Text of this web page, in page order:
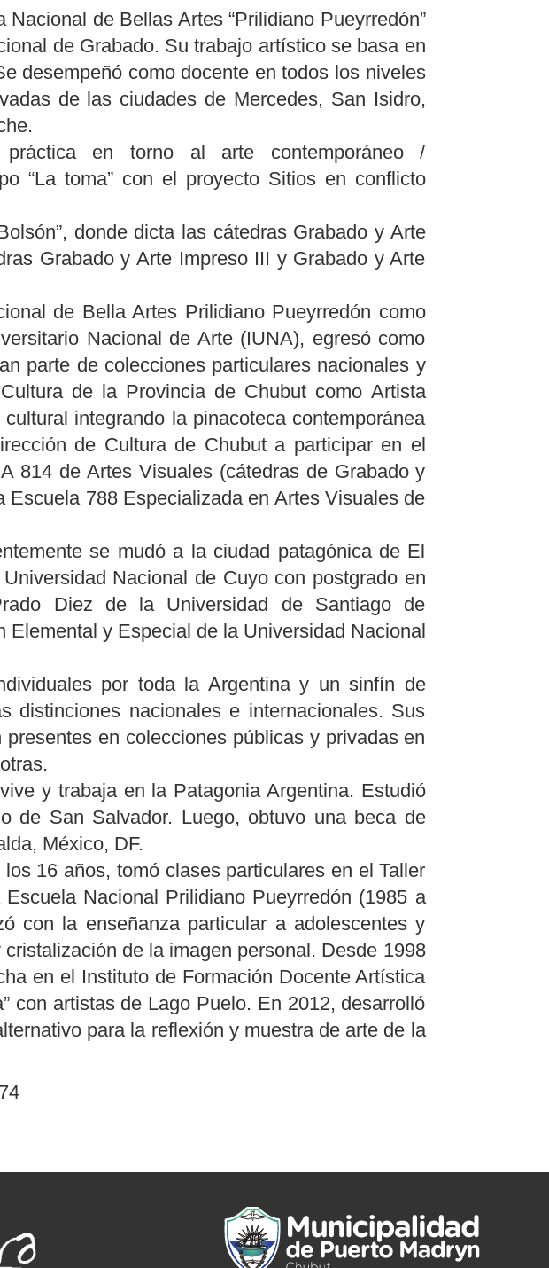
de Bellas Artes “Prilidiano Pueyrredón”
de Grabado. Su trabajo artístico se basa en
desempeñó como docente en todos los niveles
de las ciudades de Mercedes, San Isidro,
en torno al arte contemporáneo /
“La toma” con el proyecto Sitios en conflicto
donde dicta las cátedras Grabado y Arte
Grabado y Arte Impreso III y Grabado y Arte
de Bella Artes Prilidiano Pueyrredón como
Nacional de Arte (IUNA), egresó como
parte de colecciones particulares nacionales y
de la Provincia de Chubut como Artista
integrando la pinacoteca contemporánea
de Cultura de Chubut a participar en el
814 de Artes Visuales (cátedras de Grabado y
788 Especializada en Artes Visuales de
se mudó a la ciudad patagónica de El
Nacional de Cuyo con postgrado en
Diez de la Universidad de Santiago de
y Especial de la Universidad Nacional
por toda la Argentina y un sinfín de
distinciones nacionales e internacionales. Sus
en colecciones públicas y privadas en
y trabaja en la Patagonia Argentina. Estudió
de San Salvador. Luego, obtuvo una beca de
México, DF.
16 años, tomó clases particulares en el Taller
Nacional Prilidiano Pueyrredón (1985 a
con la enseñanza particular a adolescentes y
de la imagen personal. Desde 1998
en el Instituto de Formación Docente Artística
con artistas de Lago Puelo. En 2012, desarrolló
para la reflexión y muestra de arte de la